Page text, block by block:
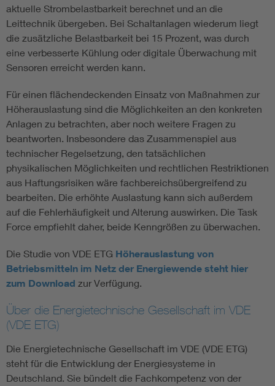
aktuelle Strombelastbarkeit berechnet und an die
Leittechnik übergeben. Bei Schaltanlagen wiederum liegt
die zusätzliche Belastbarkeit bei 15 Prozent, was durch
eine verbesserte Kühlung oder digitale Überwachung mit
Sensoren erreicht werden kann.
Für einen flächendeckenden Einsatz von Maßnahmen zur
Höherauslastung sind die Möglichkeiten an den konkreten
Anlagen zu betrachten, aber noch weitere Fragen zu
beantworten. Insbesondere das Zusammenspiel aus
technischer Regelsetzung, den tatsächlichen
physikalischen Möglichkeiten und rechtlichen Restriktionen
aus Haftungsrisiken wäre fachbereichsübergreifend zu
bearbeiten. Die erhöhte Auslastung kann sich außerdem
auf die Fehlerhäufigkeit und Alterung auswirken. Die Task
Force empfiehlt daher, beide Kenngrößen zu überwachen.
Die Studie von VDE ETG Höherauslastung von
Betriebsmitteln im Netz der Energiewende steht hier
zum Download zur Verfügung.
Über die Energietechnische Gesellschaft im VDE
(VDE ETG)
Die Energietechnische Gesellschaft im VDE (VDE ETG)
steht für die Entwicklung der Energiesysteme in
Deutschland. Sie bündelt die Fachkompetenz von der